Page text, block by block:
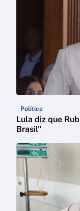
Política
Lula diz que
Brasil"